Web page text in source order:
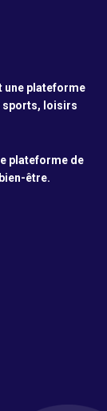
une plateforme
sports, loisirs
plateforme de
être.